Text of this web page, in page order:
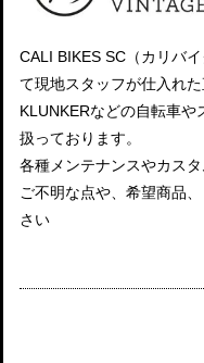
CALI BIKES SC（カリバ
て現地スタッフが仕入れ
KLUNKERなどの自転車や
扱っております。
各種メンテナンスやカス
ご不明な点や、希望商品
さい